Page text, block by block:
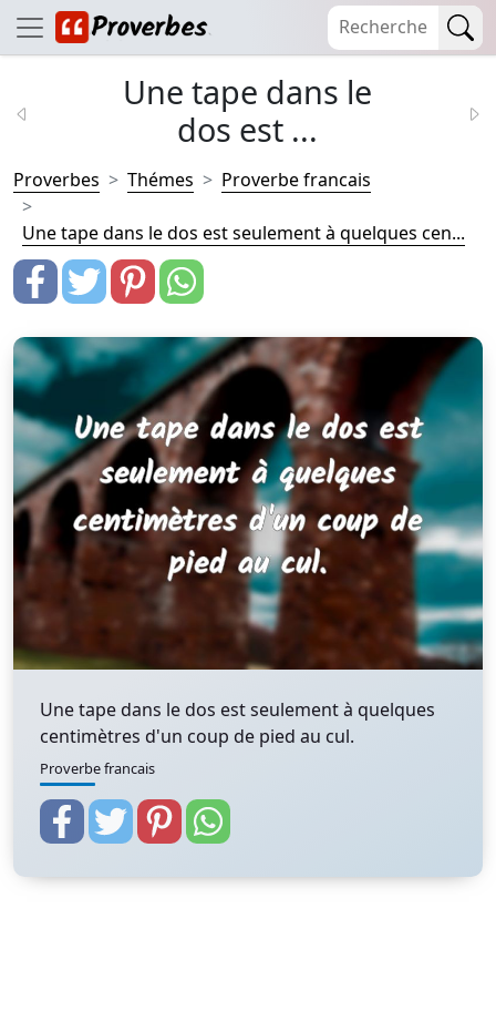
Une tape dans le
dos est ...
Proverbes Thémes Proverbe francais
Une tape dans le dos est seulement à quelques cen...
Une tape dans le dos est seulement à quelques
centimètres d'un coup de pied au cul.
Proverbe francais